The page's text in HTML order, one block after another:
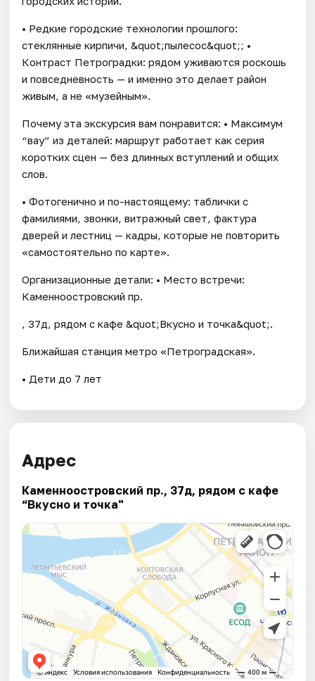
• Редкие городские технологии прошлого:
стеклянные кирпичи, &quot;пылесос&quot;; •
Контраст Петроградки: рядом уживаются роскошь
и повседневность — и именно это делает район
живым, а не «музейным».
Почему эта экскурсия вам понравится: • Максимум
“вау” из деталей: маршрут работает как серия
коротких сцен — без длинных вступлений и общих
слов.
• Фотогенично и по-настоящему: таблички с
фамилиями, звонки, витражный свет, фактура
дверей и лестниц — кадры, которые не повторить
«самостоятельно по карте».
Организационные детали: • Место встречи:
Каменноостровский пр.
, 37д, рядом с кафе &quot;Вкусно и точка&quot;.
Ближайшая станция метро «Петроградская».
• Дети до 7 лет
Адрес
Каменноостровский пр., 37д, рядом с кафе
“Вкусно и точка"